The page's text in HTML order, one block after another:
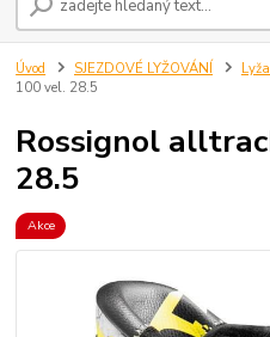
Úvod SJEZDOVÉ LYŽOVÁNÍ
100 vel. 28.5
Rossignol
28.5
Akce